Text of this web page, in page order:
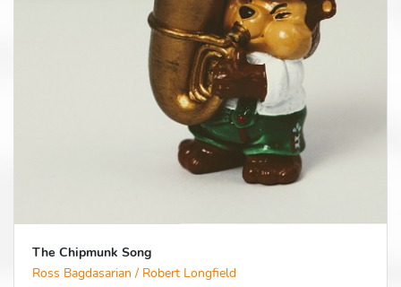
The Chipmunk Song
Ross Bagdasarian / Robert Longfield